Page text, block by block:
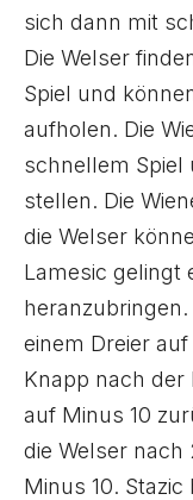
sich dann mit
Die Welser
Spiel und
aufholen. Die
schnellem Spiel
stellen. Die
die Welser
Lamesic gelingt
einem Dreier auf
Knapp nach der
auf Minus 10
die Welser
Minus 10.